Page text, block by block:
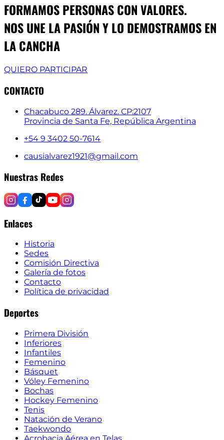
FORMAMOS PERSONAS CON VALORES.
NOS UNE LA PASIÓN Y LO DEMOSTRAMOS EN
LA CANCHA
QUIERO PARTICIPAR
CONTACTO
Chacabuco 289. Álvarez. CP:2107
Provincia de Santa Fe, República Argentina
+54 9 3402 50-7614
causialvarez1921@gmail.com
Nuestras Redes
Enlaces
Historia
Sedes
Comisión Directiva
Galería de fotos
Contacto
Política de privacidad
Deportes
Primera División
Inferiores
Infantiles
Femenino
Básquet
Vóley Femenino
Bochas
Hockey Femenino
Tenis
Natación de Verano
Taekwondo